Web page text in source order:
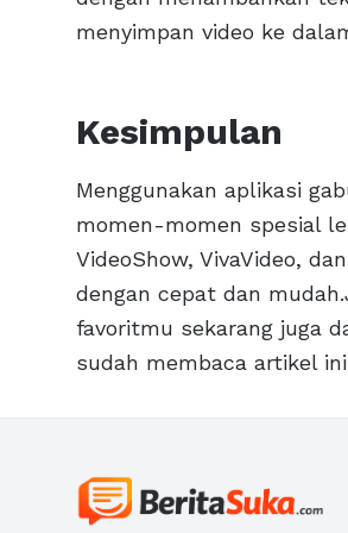
menyimpan video ke
Kesimpulan
Menggunakan aplikasi
momen-momen spesial
VideoShow, VivaVideo,
dengan cepat dan
favoritmu sekarang juga
sudah membaca artikel